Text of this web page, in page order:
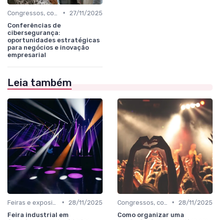
•
27/11/2025
Conferências de
cibersegurança:
oportunidades estratégicas
para negócios e inovação
empresarial
Leia também
•
28/11/2025
Feira industrial em
•
28/11/2025
Como organizar uma